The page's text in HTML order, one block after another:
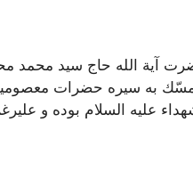
آیة الله حاج سید
به سيره حضرات معصومين
السلام بوده و علیرغم